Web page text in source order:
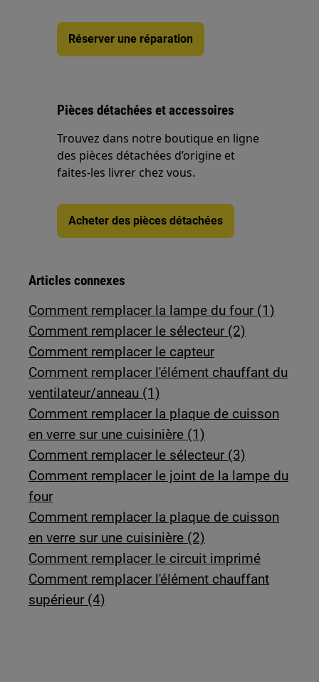
Réserver une réparation
Pièces détachées et accessoires
Trouvez dans notre boutique en ligne
des pièces détachées d’origine et
faites-les livrer chez vous.
Acheter des pièces détachées
Articles connexes
Comment remplacer la lampe du four (1)
Comment remplacer le sélecteur (2)
Comment remplacer le capteur
Comment remplacer l'élément chauffant du
ventilateur/anneau (1)
Comment remplacer la plaque de cuisson
en verre sur une cuisinière (1)
Comment remplacer le sélecteur (3)
Comment remplacer le joint de la lampe du
four
Comment remplacer la plaque de cuisson
en verre sur une cuisinière (2)
Comment remplacer le circuit imprimé
Comment remplacer l'élément chauffant
supérieur (4)